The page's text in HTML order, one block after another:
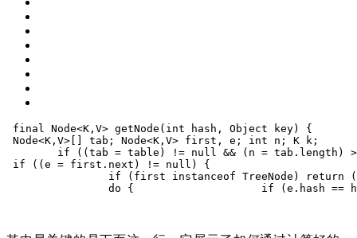
final Node<K,V> getNode ( int hash, Object key)
{
Node<K,V>[] tab; Node<K,V> first, e; int n; K k;
if ((tab = table) != null
&& (n = tab.length)
if ((e = first.next) != null ) {
if (first instanceof TreeNode) return
do { if (e.hash ==